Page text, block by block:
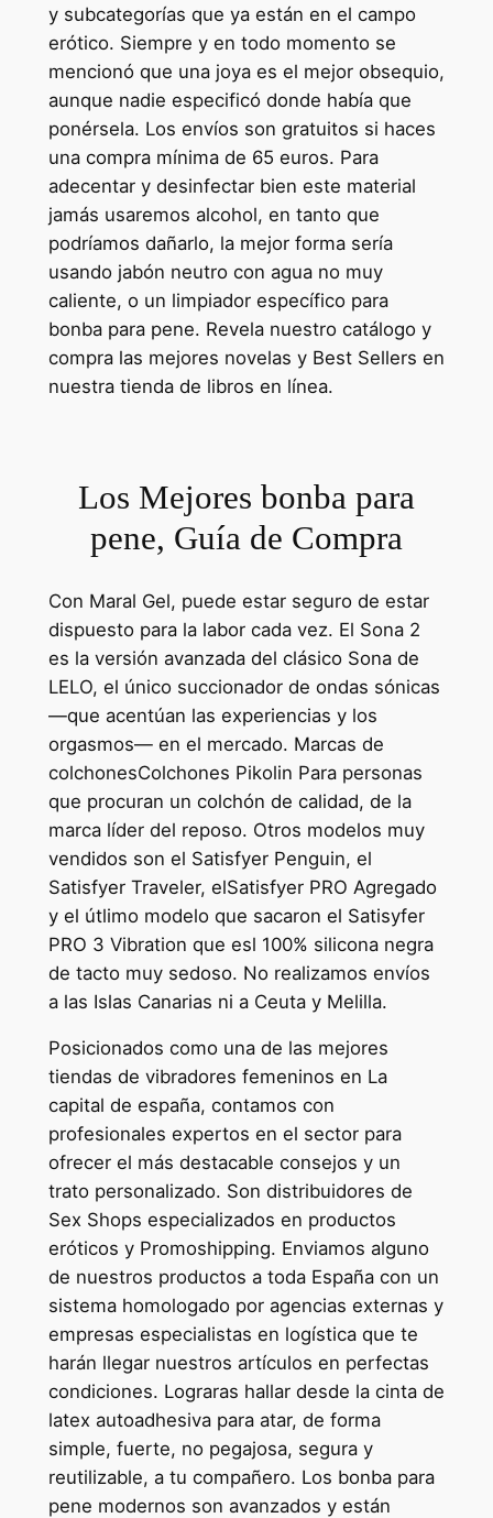
y subcategorías que ya están en el campo
erótico. Siempre y en todo momento se
mencionó que una joya es el mejor obsequio,
aunque nadie especificó donde había que
ponérsela. Los envíos son gratuitos si haces
una compra mínima de 65 euros. Para
adecentar y desinfectar bien este material
jamás usaremos alcohol, en tanto que
podríamos dañarlo, la mejor forma sería
usando jabón neutro con agua no muy
caliente, o un limpiador específico para
bonba para pene. Revela nuestro catálogo y
compra las mejores novelas y Best Sellers en
nuestra tienda de libros en línea.
Los Mejores bonba para
pene, Guía de Compra
Con Maral Gel, puede estar seguro de estar
dispuesto para la labor cada vez. El Sona 2
es la versión avanzada del clásico Sona de
LELO, el único succionador de ondas sónicas
—que acentúan las experiencias y los
orgasmos— en el mercado. Marcas de
colchonesColchones Pikolin Para personas
que procuran un colchón de calidad, de la
marca líder del reposo. Otros modelos muy
vendidos son el Satisfyer Penguin, el
Satisfyer Traveler, elSatisfyer PRO Agregado
y el útlimo modelo que sacaron el Satisyfer
PRO 3 Vibration que esl 100% silicona negra
de tacto muy sedoso. No realizamos envíos
a las Islas Canarias ni a Ceuta y Melilla.
Posicionados como una de las mejores
tiendas de vibradores femeninos en La
capital de españa, contamos con
profesionales expertos en el sector para
ofrecer el más destacable consejos y un
trato personalizado. Son distribuidores de
Sex Shops especializados en productos
eróticos y Promoshipping. Enviamos alguno
de nuestros productos a toda España con un
sistema homologado por agencias externas y
empresas especialistas en logística que te
harán llegar nuestros artículos en perfectas
condiciones. Lograras hallar desde la cinta de
latex autoadhesiva para atar, de forma
simple, fuerte, no pegajosa, segura y
reutilizable, a tu compañero. Los bonba para
pene modernos son avanzados y están